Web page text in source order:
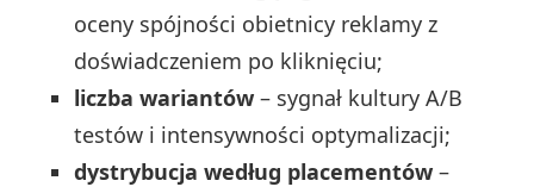
oceny spójności obietnicy reklamy z
doświadczeniem po kliknięciu;
liczba wariantów – sygnał kultury A/B
testów i intensywności optymalizacji;
dystrybucja według placementów –